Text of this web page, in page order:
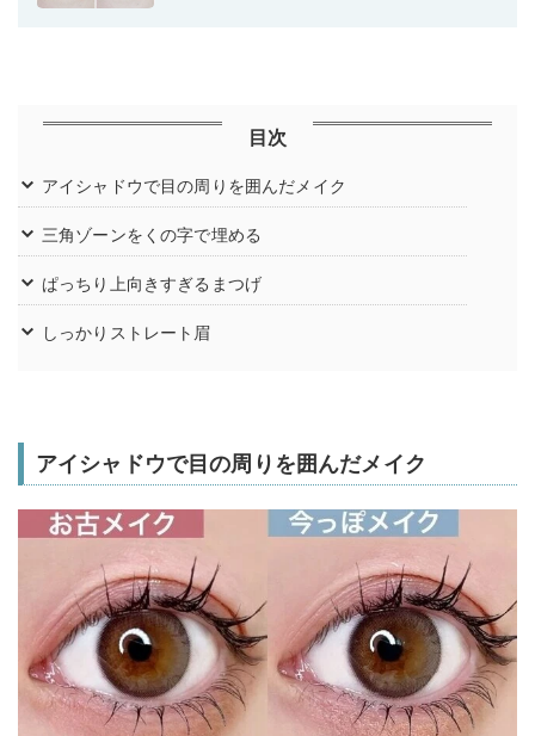
目次
アイシャドウで目の周りを囲んだメイク
三角ゾーンをくの字で埋める
ぱっちり上向きすぎるまつげ
しっかりストレート眉
アイシャドウで目の周りを囲んだメイク